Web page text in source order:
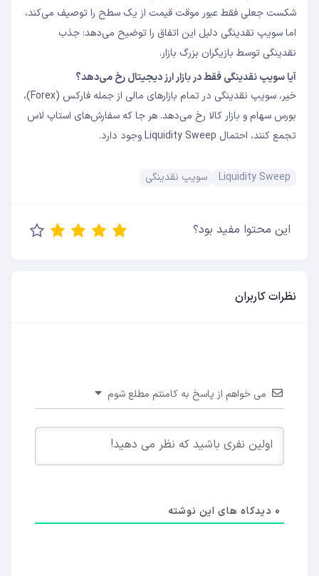
شکست جعلی فقط عبور موقت قیمت از یک سطح را توصیف می‌کند،
اما سویپ نقدینگی دلیل این اتفاق را توضیح می‌دهد: جذب
نقدینگی توسط بازیگران بزرگ بازار.
آیا سویپ نقدینگی فقط در بازار ارز دیجیتال رخ می‌دهد؟
خیر، سویپ نقدینگی در تمام بازارهای مالی از جمله فارکس (Forex)،
بورس سهام و بازار کالا رخ می‌دهد. هر جا که سفارش‌های استاپ لاس
تجمع کنند، احتمال Liquidity Sweep وجود دارد.
Liquidity Sweep سویپ نقدینگی
این محتوا مفید بود؟
نظرات کاربران
می خواهم از پاسخ به کامنتم مطلع شوم
0 دیدکاه های این نوشته